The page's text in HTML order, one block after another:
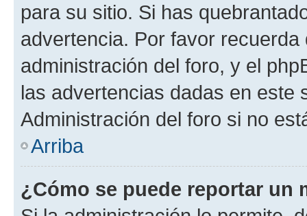
para su sitio. Si has
advertencia. Por favor
administración del foro, y el
las advertencias dadas en este
Administración del foro si no
Arriba
¿Cómo se puede reportar un